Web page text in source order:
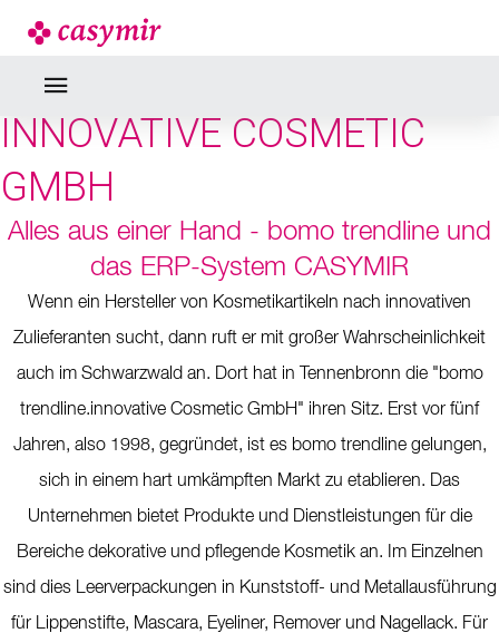
BOMO TRENDLINE
INNOVATIVE COSMETIC
GMBH
Alles aus einer Hand - bomo trendline und
das ERP-System CASYMIR
Wenn ein Hersteller von Kosmetikartikeln nach innovativen
Zulieferanten sucht, dann ruft er mit großer Wahrscheinlichkeit
auch im Schwarzwald an. Dort hat in Tennenbronn die "bomo
trendline.innovative Cosmetic GmbH" ihren Sitz. Erst vor fünf
Jahren, also 1998, gegründet, ist es bomo trendline gelungen,
sich in einem hart umkämpften Markt zu etablieren. Das
Unternehmen bietet Produkte und Dienstleistungen für die
Bereiche dekorative und pflegende Kosmetik an. Im Einzelnen
sind dies Leerverpackungen in Kunststoff- und Metallausführung
für Lippenstifte, Mascara, Eyeliner, Remover und Nagellack. Für